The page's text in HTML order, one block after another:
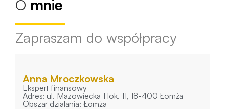
O mnie
Zapraszam do współpracy
Anna Mroczkowska
Ekspert finansowy
Adres: ul. Mazowiecka 1 lok. 11, 18-400 Łomża
Obszar działania: Łomża